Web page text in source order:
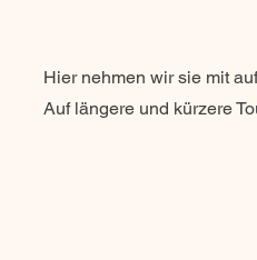
Hier nehmen wir sie mit
Auf längere und kürzere